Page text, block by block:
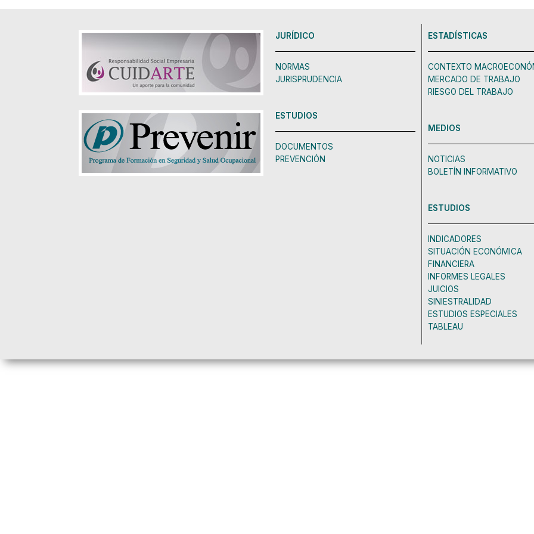
JURÍDICO
NORMAS
JURISPRUDENCIA
ESTUDIOS
DOCUMENTOS
PREVENCIÓN
ESTADÍSTICAS
CONTEXTO
MERCADO DE TRABAJO
RIESGO DEL TRABAJO
MEDIOS
NOTICIAS
BOLETÍN INFORMATIVO
ESTUDIOS
INDICADORES
SITUACIÓN ECONÓMICA
FINANCIERA
INFORMES LEGALES
JUICIOS
SINIESTRALIDAD
ESTUDIOS ESPECIALES
TABLEAU